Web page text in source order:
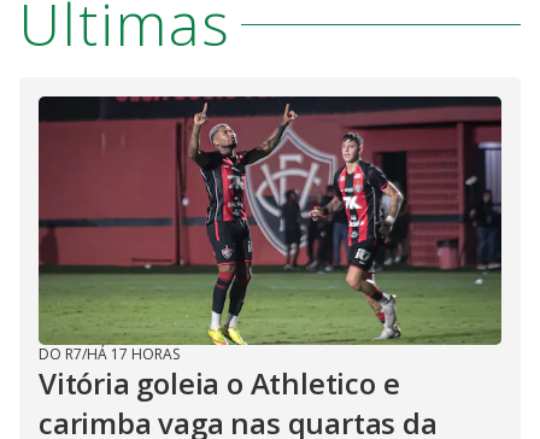
Últimas
DO R7/HÁ 17 HORAS
Vitória goleia o Athletico e
carimba vaga nas quartas da